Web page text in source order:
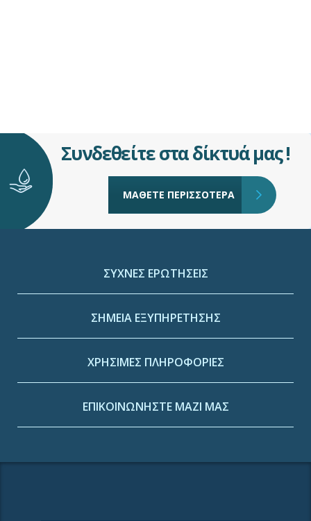
Συνδεθείτε στα δίκτυά μας !
ΜΑΘΕΤΕ ΠΕΡΙΣΣΟΤΕΡΑ
ΣΥΧΝΕΣ ΕΡΩΤΗΣΕΙΣ
ΣΗΜΕΙΑ ΕΞΥΠΗΡΕΤΗΣΗΣ
ΧΡΗΣΙΜΕΣ ΠΛΗΡΟΦΟΡΙΕΣ
ΕΠΙΚΟΙΝΩΝΗΣΤΕ ΜΑΖΙ ΜΑΣ